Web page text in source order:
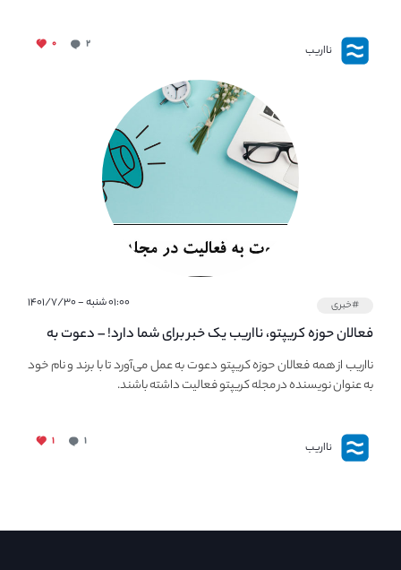
نااریب ۲ ۰
#خبری ۰۱:۰۰ شنبه - ۱۴۰۱/۷/۳۰
فعالان حوزه کریپتو، نااریب یک خبر برای شما دارد! – دعوت به
فعالیت در مجله کریپتو
نااریب از همه فعالان حوزه کریپتو دعوت به عمل می‌آورد تا با برند و نام خود
به عنوان نویسنده در مجله کریپتو فعالیت داشته باشند.
نااریب ۱ ۱